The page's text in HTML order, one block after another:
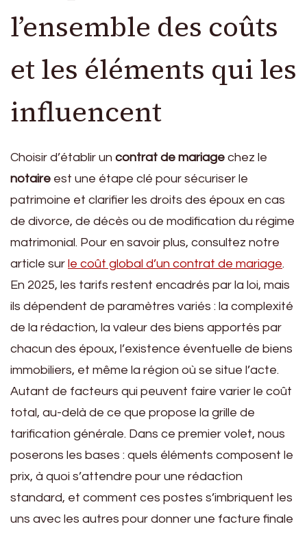
l’ensemble des coûts
et les éléments qui les
influencent
Choisir d’établir un contrat de mariage chez le
notaire est une étape clé pour sécuriser le
patrimoine et clarifier les droits des époux en cas
de divorce, de décès ou de modification du régime
matrimonial. Pour en savoir plus, consultez notre
article sur le coût global d’un contrat de mariage.
En 2025, les tarifs restent encadrés par la loi, mais
ils dépendent de paramètres variés : la complexité
de la rédaction, la valeur des biens apportés par
chacun des époux, l’existence éventuelle de biens
immobiliers, et même la région où se situe l’acte.
Autant de facteurs qui peuvent faire varier le coût
total, au-delà de ce que propose la grille de
tarification générale. Dans ce premier volet, nous
poserons les bases : quels éléments composent le
prix, à quoi s’attendre pour une rédaction
standard, et comment ces postes s’imbriquent les
uns avec les autres pour donner une facture finale